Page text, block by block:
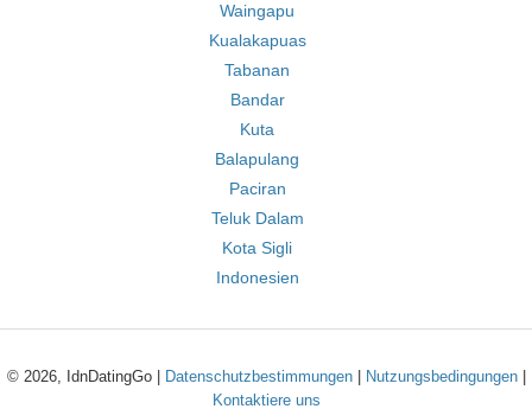
Waingapu
Kualakapuas
Tabanan
Bandar
Kuta
Balapulang
Paciran
Teluk Dalam
Kota Sigli
Indonesien
© 2026, IdnDatingGo | Datenschutzbestimmungen| Nutzungsbedingungen|
Kontaktiere uns